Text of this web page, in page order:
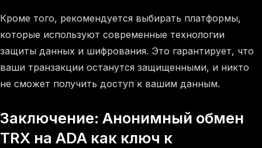
Кроме того, рекомендуется выбирать платформы,
которые используют современные технологии
защиты данных и шифрования. Это гарантирует, что
ваши транзакции останутся защищенными, и никто
не сможет получить доступ к вашим данным.
Заключение: Анонимный обмен
TRX на ADA как ключ к